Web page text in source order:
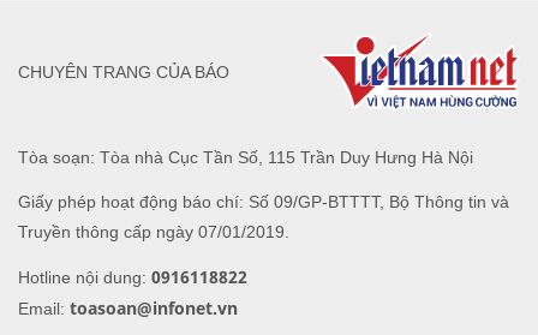
Tòa soạn: Tòa nhà Cục Tần Số, 115 Trần Duy Hưng Hà Nội
Giấy phép hoạt động báo chí: Số 09/GP-BTTTT, Bộ Thông tin và
Truyền thông cấp ngày 07/01/2019.
Hotline nội dung: 0916118822
Email: toasoan@infonet.vn
CHUYÊN TRANG CỦA BÁO